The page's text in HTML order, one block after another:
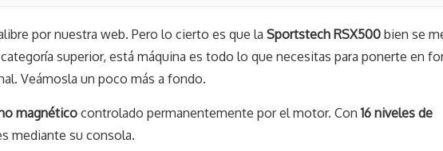
por nuestra web. Pero lo cierto es que la Sportstech RSX500 bien se
superior, está máquina es todo lo que necesitas para ponerte en
Veámosla un poco más a fondo.
magnético controlado permanentemente por el motor. Con16 niveles de
mediante su consola.